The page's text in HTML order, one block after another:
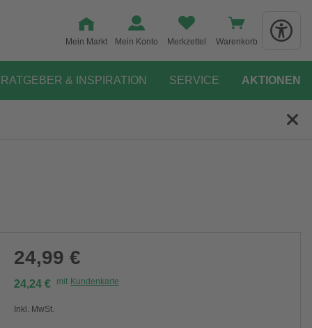
Mein Markt Mein Konto Merkzettel Warenkorb
RATGEBER & INSPIRATION SERVICE AKTIONEN
24,99 €
24,24 € mit Kundenkarte
Inkl. MwSt.